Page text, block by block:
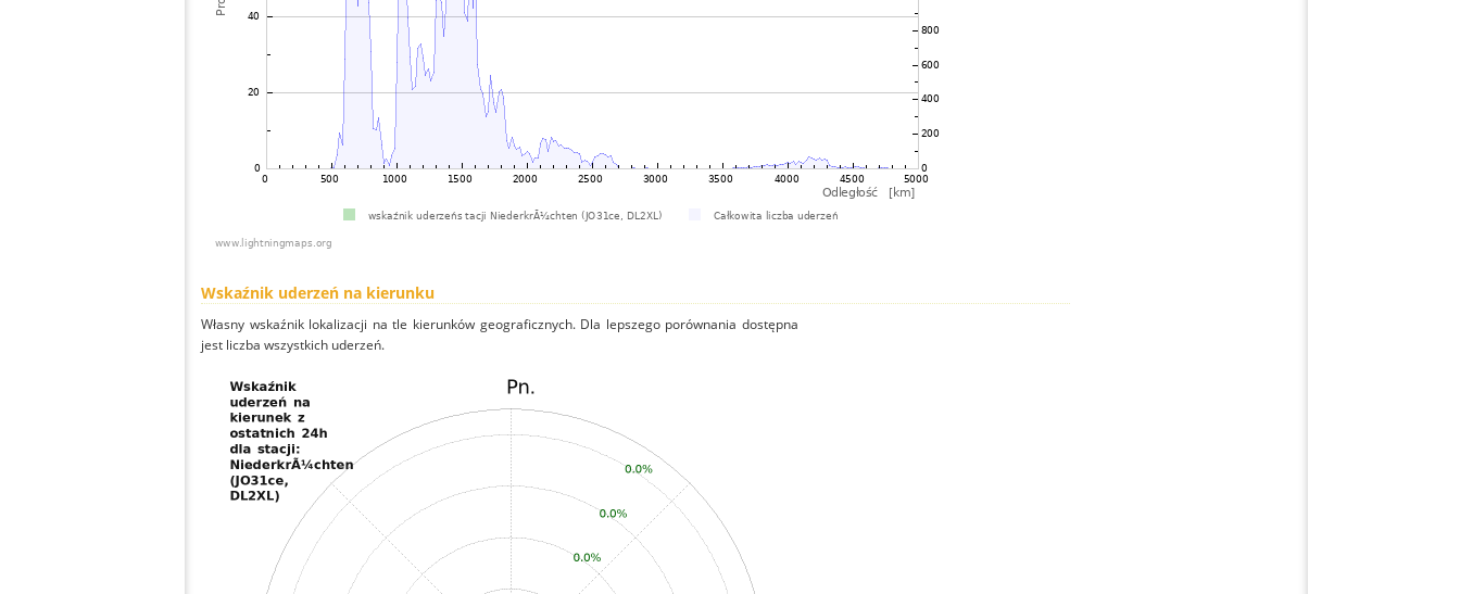
Wskaźnik uderzeń na kierunku
Własny wskaźnik lokalizacji na tle kierunków geograficznych. Dla lepszego porównania dostępna
jest liczba wszystkich uderzeń.